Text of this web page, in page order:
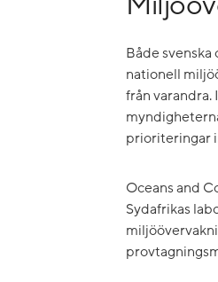
Både
nationell
från
prioriteringar
Oceans and
Sydafrikas